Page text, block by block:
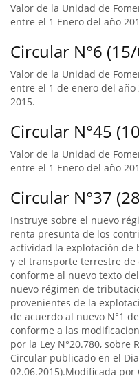
Valor de la Unidad de
entre el 1 Enero del año
Circular N°6
Valor de la Unidad de
entre el 1 de enero del
2015.
Circular N°45
Valor de la Unidad de
entre el 1 Enero del año
Circular N°37
Instruye sobre el nuevo
renta presunta de los
actividad la explotación de
y el transporte terrestre de
conforme al nuevo texto
nuevo régimen de
provenientes de la
de acuerdo al nuevo N°1
conforme a las
por la Ley N°20.780, sobre
Circular publicado en el
02.06.2015).Modificada por